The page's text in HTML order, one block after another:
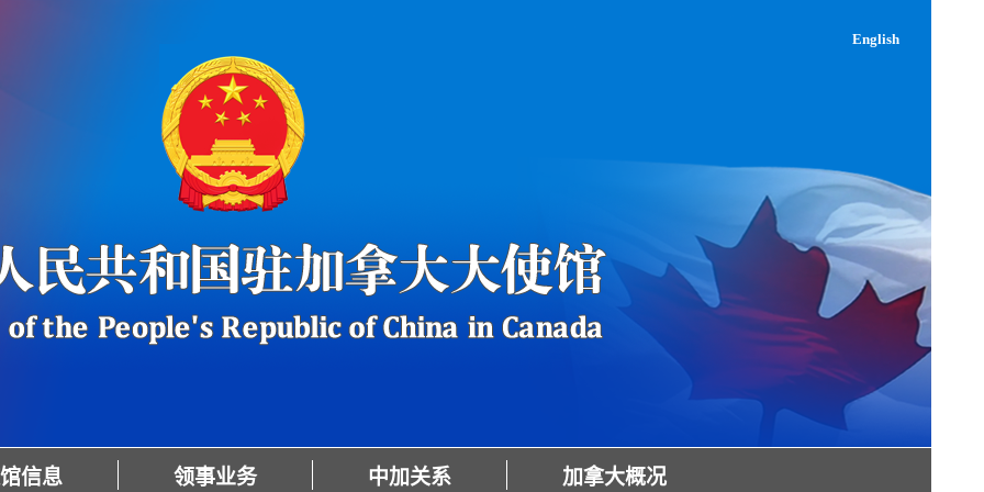
English
信息 领事业务 中加关系 加拿大概况